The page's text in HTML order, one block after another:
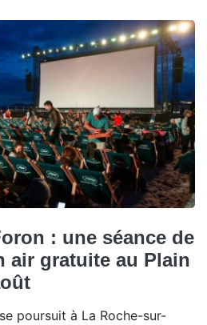
: une séance de
air gratuite au Plain
poursuit à La Roche-sur-